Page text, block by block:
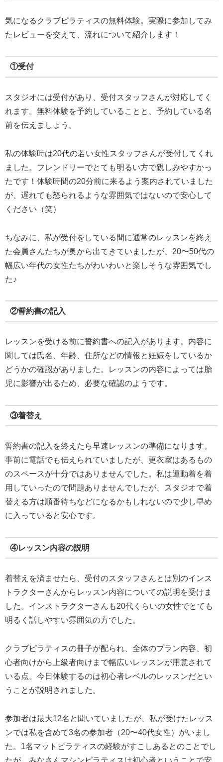
気になるクラブピラティスの無料体験。実際に参加してみ
たレビューを交えて、流れについて紹介します！
①受付
スタジオには受付があり、受付スタッフさんが対応してく
れます。無料体験を予約していることと、予約している名
前を伝えましょう。
私の体験時は20代の若い女性スタッフさんが受付してくれ
ました。フレンドリーでとても明るい方で親しみやすかっ
たです！体験時間の20分前に来るよう案内されていました
が、遅れても怒られるような雰囲気ではないので安心して
ください（笑）
ちなみに、私が受付をしている間に通常のレッスンを終え
た会員さんたちが奥から出てきていましたが、20〜50代の
幅広い年代の女性たちがわいわいと楽しそうな雰囲気でし
た♪
②誓約書の記入
レッスンを受ける前に誓約書への記入があります。内容に
関しては氏名、年齢、住所などの情報と妊娠をしているか
どうかの確認がありました。レッスンの内容によっては胎
児に影響が出るため、必要な確認のようです。
③着替え
誓約書の記入を終えたら早速レッスンの準備になります。
事前に電話でも伝えられていましたが、更衣室はあるもの
のスペースが十分ではありませんでした。私は運動着を着
用していったので問題ありませんでしたが、スタジオで着
替える方は順番待ちなどになるかもしれないので少し早め
に入っていると安心です。
④レッスン内容の説明
着替えを済ませたら、受付のスタッフさんとは別のインス
トラクターさんからレッスン内容についての説明を受けま
した。インストラクターさんも20代くらいの女性でとても
明るく話しやすい雰囲気の方でした。
クラブピラティスの冊子が配られ、全体のプラン内容、初
心者向けから上級者向けまで幅広いレッスンが用意されて
いる点。今日体験するのは初心者レベルのレッスンだとい
うことが説明されました。
参加者は最大12名と聞いていましたが、私が受けたレッス
ンでは私を含めて3名の参加者（20〜40代女性）がいまし
た。1名マットピラティスの経験がすこしあるとのことでし
たが、みなさんマシンピラティスは初心者ということで安